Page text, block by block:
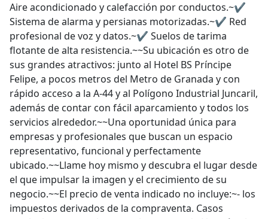
Aire acondicionado y calefacción por conductos.~✔
Sistema de alarma y persianas motorizadas.~✔ Red
profesional de voz y datos.~✔ Suelos de tarima
flotante de alta resistencia.~~Su ubicación es otro de
sus grandes atractivos: junto al Hotel BS Príncipe
Felipe, a pocos metros del Metro de Granada y con
rápido acceso a la A-44 y al Polígono Industrial Juncaril,
además de contar con fácil aparcamiento y todos los
servicios alrededor.~~Una oportunidad única para
empresas y profesionales que buscan un espacio
representativo, funcional y perfectamente
ubicado.~~Llame hoy mismo y descubra el lugar desde
el que impulsar la imagen y el crecimiento de su
negocio.~~El precio de venta indicado no incluye:~- los
impuestos derivados de la compraventa. Casos